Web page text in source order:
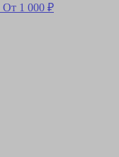
От 1 000 ₽